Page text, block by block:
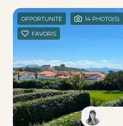
OPPORTUNITE 14 PHOTO(S)
FAVORIS